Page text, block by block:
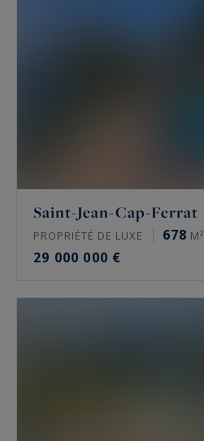
Saint-Jean-Cap-Ferrat
PROPRIÉTÉ DE LUXE 678 M²
29 000 000 €